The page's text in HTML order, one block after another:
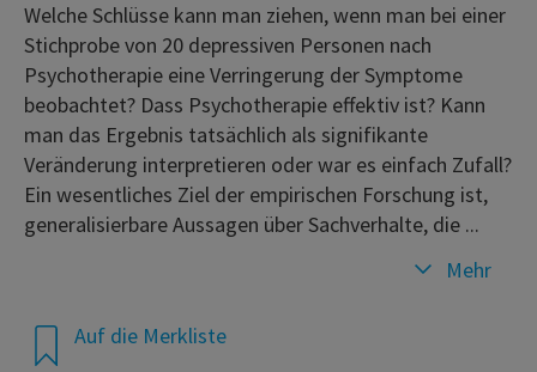
Auf die Merkliste
Welche Schlüsse kann man ziehen, wenn man bei einer
Stichprobe von 20 depressiven Personen nach
Psychotherapie eine Verringerung der Symptome
beobachtet? Dass Psychotherapie effektiv ist? Kann
man das Ergebnis tatsächlich als signifikante
Veränderung interpretieren oder war es einfach Zufall?
Ein wesentliches Ziel der empirischen Forschung ist,
generalisierbare Aussagen über Sachverhalte, die ...
Mehr